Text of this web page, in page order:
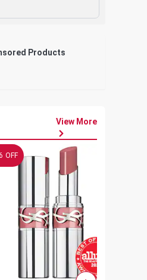
Products
View More
OFF